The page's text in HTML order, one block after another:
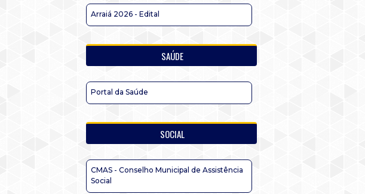
Arraiá 2026 - Edital
SAÚDE
Portal da Saúde
SOCIAL
CMAS - Conselho Municipal de Assistência
Social